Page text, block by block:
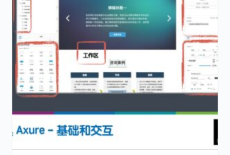
variants.
The
options
may
be
chosen
on
product
page